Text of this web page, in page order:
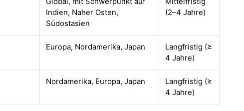
Indien, Naher Osten,
Südostasien
(2–4 Jahre)
Europa, Nordamerika, Japan
Langfristig (≥
4 Jahre)
Nordamerika, Europa, Japan
Langfristig (≥
4 Jahre)